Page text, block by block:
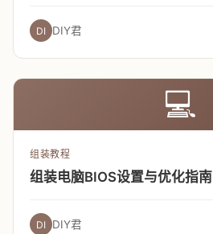
DI DIY君
💻
组装教程
组装电脑BIOS设置与优化指南
DI DIY君